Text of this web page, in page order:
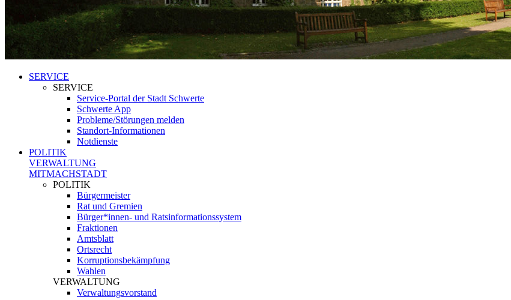
SERVICE
SERVICE
Service-Portal der Stadt Schwerte
Schwerte App
Probleme/Störungen melden
Standort-Informationen
Notdienste
POLITIK
VERWALTUNG
MITMACHSTADT
POLITIK
Bürgermeister
Rat und Gremien
Bürger*innen- und Ratsinformationssystem
Fraktionen
Amtsblatt
Ortsrecht
Korruptionsbekämpfung
Wahlen
VERWALTUNG
Verwaltungsvorstand